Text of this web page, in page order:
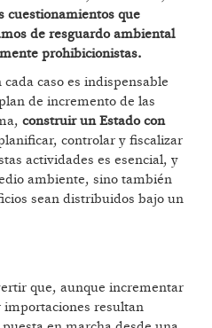
cuestionamientos que
de resguardo ambiental
prohibicionistas.
caso es indispensable
de incremento de las
construir un Estado con
controlar y fiscalizar
actividades es esencial, y
ambiente, sino también
sean distribuidos bajo un
que, aunque incrementar
resultan